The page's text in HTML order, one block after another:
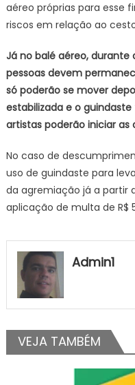
aéreo próprias para esse
riscos em relação ao
Já no balé aéreo,
pessoas devem
só poderão se mover
estabilizada e o
artistas poderão iniciar as
No caso de
uso de guindaste para
da agremiação já a partir
aplicação de multa de R$
Admin1
VEJA TAMBÉM